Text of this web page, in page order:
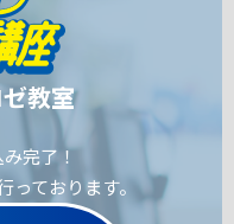
教室
完了！
っております。